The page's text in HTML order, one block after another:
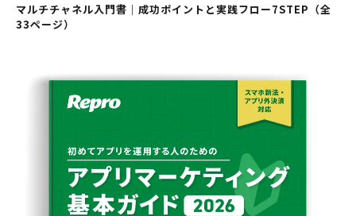
マルチチャネル入門書｜成功ポイントと実践フロー7STEP（全
33ページ）